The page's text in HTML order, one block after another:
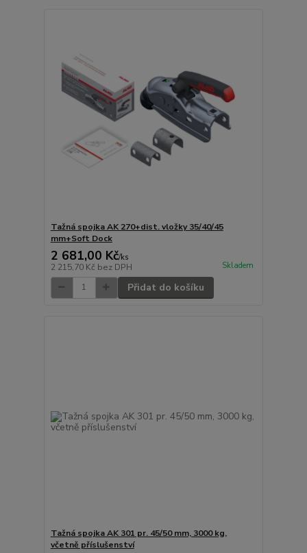
Tažná spojka AK 270+dist. vložky 35/40/45
mm+Soft Dock
2 681,00 Kč/ks
2 215,70 Kč bez DPH Skladem
Přidat do košíku
Tažná spojka AK 301 pr. 45/50 mm, 3000 kg,
včetně příslušenství